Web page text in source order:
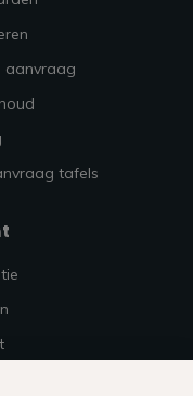
aanvraag
tafels